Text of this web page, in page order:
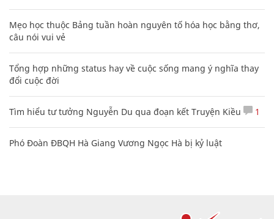
Mẹo học thuộc Bảng tuần hoàn nguyên tố hóa học bằng thơ,
câu nói vui vẻ
Tổng hợp những status hay về cuộc sống mang ý nghĩa thay
đổi cuộc đời
Tìm hiểu tư tưởng Nguyễn Du qua đoạn kết Truyện Kiều 1
Phó Đoàn ĐBQH Hà Giang Vương Ngọc Hà bị kỷ luật